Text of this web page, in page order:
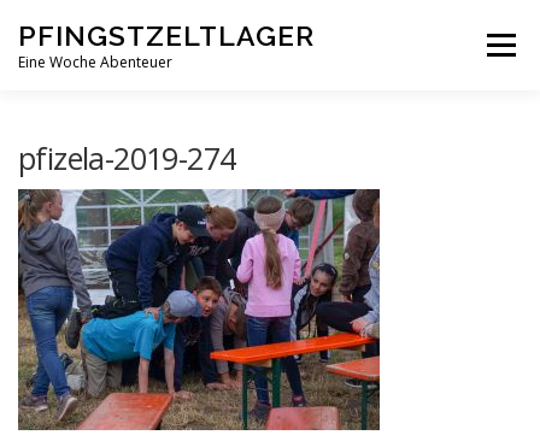
Inhalt
springen
PFINGSTZELTLAGER
Eine Woche Abenteuer
Menü
PFINGSTZELTLAGER VERANSTALTUNGEN
pfizela-2019-274